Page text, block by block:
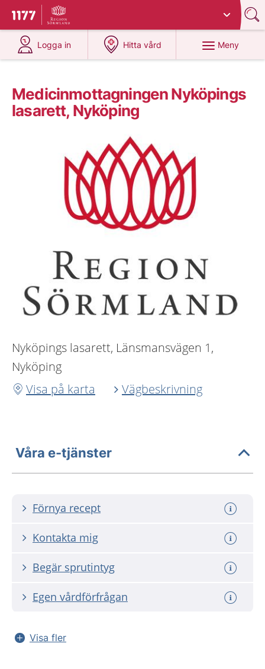
Till startsidan för 1177
Du har valt region
Logga in
på 1177.se
Hitta vård
på 1177.se
Meny
Medicinmottagningen Nyköpings
lasarett, Nyköping
Nyköpings lasarett, Länsmansvägen 1,
Nyköping
Visa på karta
Vägbeskrivning
Våra e-tjänster
Förnya recept
Kontakta mig
Begär sprutintyg
Egen vårdförfrågan
Visa fler